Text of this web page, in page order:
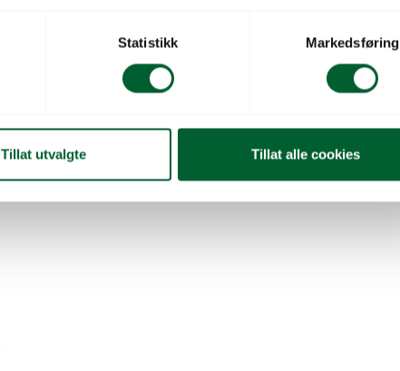
Statistikk Markedsføring
Tillat utvalgte Tillat alle cookies
Attributt for Gjengekobling Innvendig
Attributt Slangedimensjon 32mm